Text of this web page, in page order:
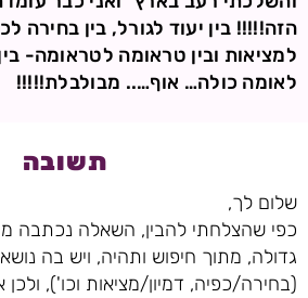
הזה!!!!! בין יעוד לגורל, בין בחירה
למציאות ובין טראומה לטראומה-
לאומה כולה… אוף….. מבולבלת!!!!!
תשובה
שלום לך,
כפי שהצלחתי להבין, השאלה נכתבה
גדולה, מתוך חיפוש ותהיה, ויש בה
(בחירה/כפיה, דמיון/מציאות וכו'),